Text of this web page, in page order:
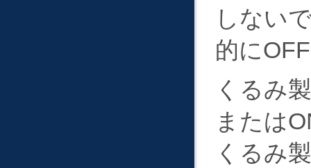
しない
的に
くるみ
または
くるみ